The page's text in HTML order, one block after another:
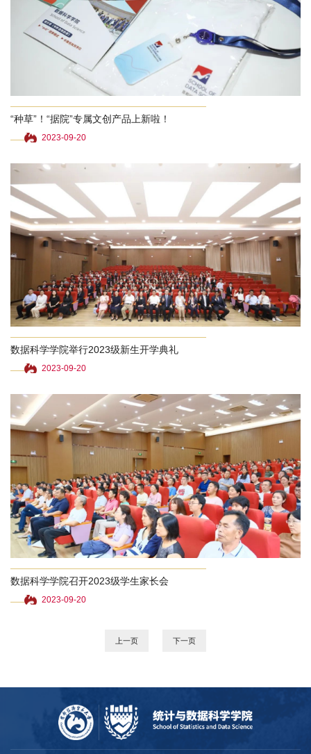
“种草”！“据院”专属文创产品上新啦！
2023-09-20
数据科学学院举行2023级新生开学典礼
2023-09-20
数据科学学院召开2023级学生家长会
2023-09-20
上一页 下一页